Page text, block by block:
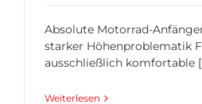
Absolute Motorrad-
starker Höhenproblematik
ausschließlich komfortable
Weiterlesen